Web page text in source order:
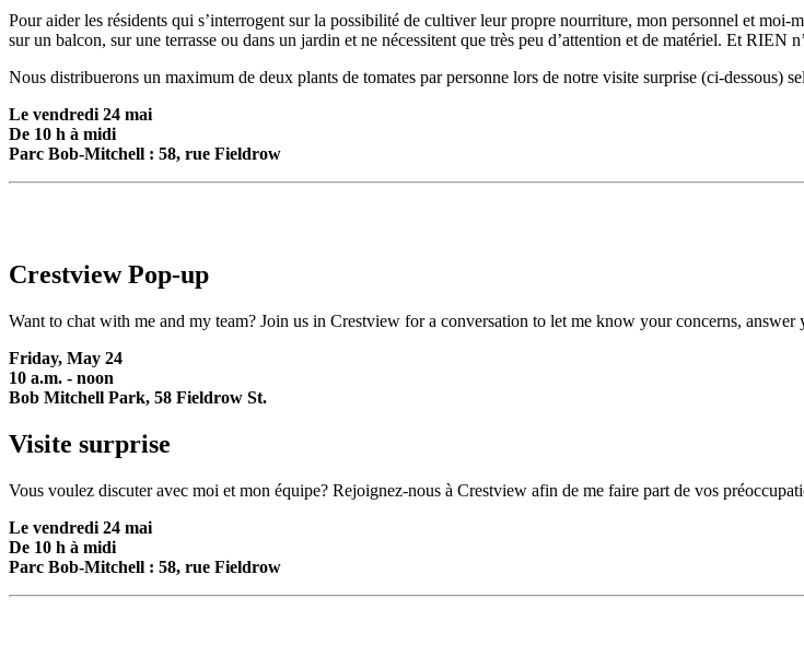
Pour aider les résidents qui s’interrogent sur la possibilité de cultiver leur propre nourriture, mon personnel et
sur un balcon, sur une terrasse ou dans un jardin et ne nécessitent que très peu d’attention et de matériel. Et RIEN
Nous distribuerons un maximum de deux plants de tomates par personne lors de notre visite surprise (ci-dessous)
Le vendredi 24 mai
De 10 h à midi
Parc Bob-Mitchell : 58, rue Fieldrow
Crestview Pop-up
Want to chat with me and my team? Join us in Crestview for a conversation to let me know your concerns, answer
Friday, May 24
10 a.m. - noon
Bob Mitchell Park, 58 Fieldrow St.
Visite surprise
Vous voulez discuter avec moi et mon équipe? Rejoignez-nous à Crestview afin de me faire part de vos
Le vendredi 24 mai
De 10 h à midi
Parc Bob-Mitchell : 58, rue Fieldrow